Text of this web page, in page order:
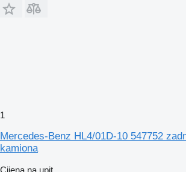
1
Mercedes-Benz HL4/01D-10 547752
kamiona
Cijena na upit